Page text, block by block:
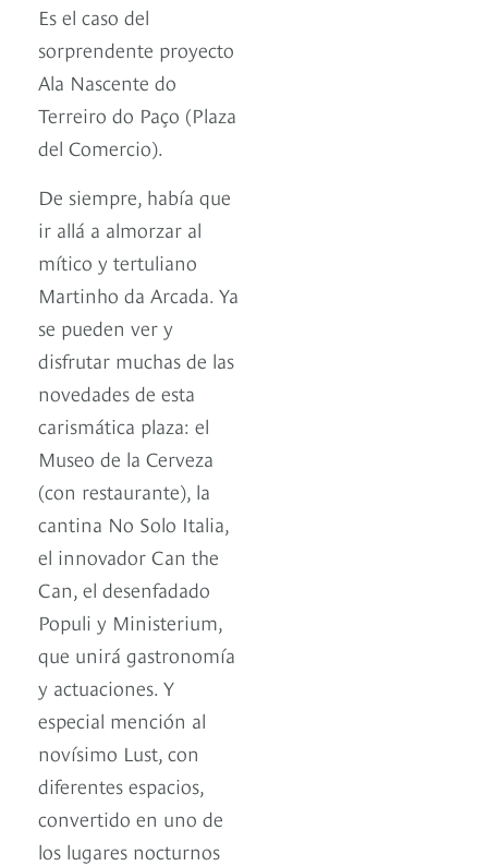
Es el caso del
sorprendente proyecto
Ala Nascente do
Terreiro do Paço (Plaza
del Comercio).
De siempre, había que
ir allá a almorzar al
mítico y tertuliano
Martinho da Arcada. Ya
se pueden ver y
disfrutar muchas de las
novedades de esta
carismática plaza: el
Museo de la Cerveza
(con restaurante), la
cantina No Solo Italia,
el innovador Can the
Can, el desenfadado
Populi y Ministerium,
que unirá gastronomía
y actuaciones. Y
especial mención al
novísimo Lust, con
diferentes espacios,
convertido en uno de
los lugares nocturnos